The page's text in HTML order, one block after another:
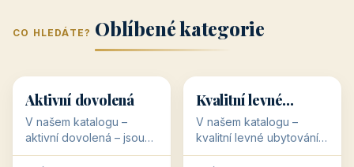
CO HLEDÁTE? Oblíbené kategorie
🥾 36 objektů
Aktivní dovolená
V našem katalogu –
aktivní dovolená – jsou
pro Vás připraveny
💰
💰
34 objektů
Kvalitní levné
ubytování
V našem katalogu –
kvalitní levné ubytování –
jsou pro Vás připraveny